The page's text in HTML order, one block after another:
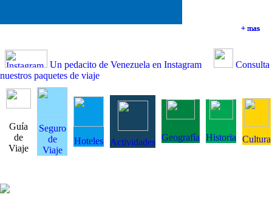
+ mas
+ mas
+ mas
+ mas
Un pedacito de Venezuela en Instagram
Consulta
nuestros paquetes de viaje
Guía
de
Viaje
Seguro
de
Viaje
Hoteles Actividades Geografía Historia Cultura